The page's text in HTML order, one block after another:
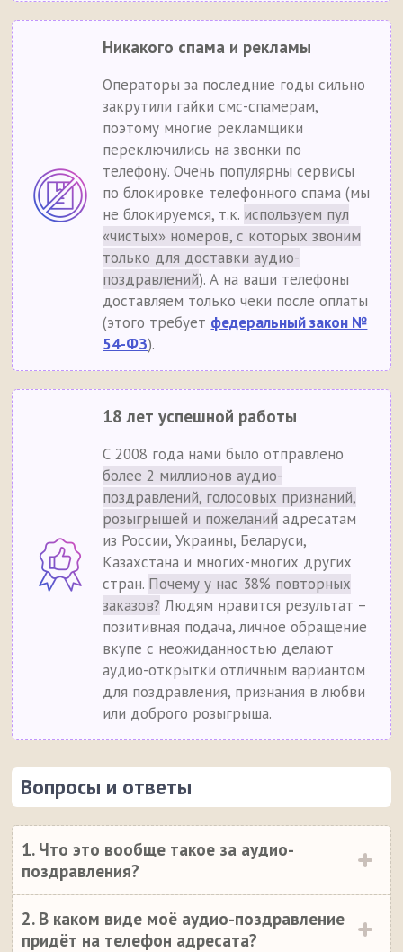
Никакого спама и рекламы
Операторы за последние годы сильно
закрутили гайки смс-спамерам,
поэтому многие рекламщики
переключились на звонки по
телефону. Очень популярны сервисы
по блокировке телефонного спама (мы
не блокируемся, т.к. используем пул
«чистых» номеров, с которых звоним
только для доставки аудио-
поздравлений). А на ваши телефоны
доставляем только чеки после оплаты
(этого требует федеральный закон №
54-ФЗ).
18 лет успешной работы
С 2008 года нами было отправлено
более 2 миллионов аудио-
поздравлений, голосовых признаний,
розыгрышей и пожеланий адресатам
из России, Украины, Беларуси,
Казахстана и многих-многих других
стран. Почему у нас 38% повторных
заказов? Людям нравится результат –
позитивная подача, личное обращение
вкупе с неожиданностью делают
аудио-открытки отличным вариантом
для поздравления, признания в любви
или доброго розыгрыша.
Вопросы и ответы
1. Что это вообще такое за аудио-
поздравления?
2. В каком виде моё аудио-поздравление
придёт на телефон адресата?